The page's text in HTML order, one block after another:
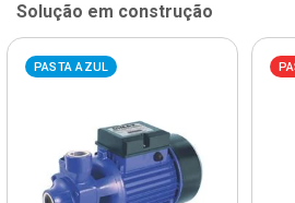
Solução em construção
PASTA AZUL